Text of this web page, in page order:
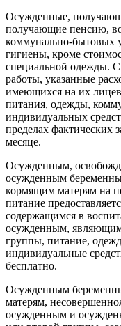
Осужденные,
получающие пенсию,
коммунально-бытовых
гигиены, кроме
специальной одежды.
работы, указанные
имеющихся на их
питания, одежды,
индивидуальных
пределах фактических
месяце.
Осужденным,
осужденным
кормящим матерям на
питание
содержащимся в
осужденным,
группы, питание,
индивидуальные
бесплатно.
Осужденным
матерям,
осужденным и